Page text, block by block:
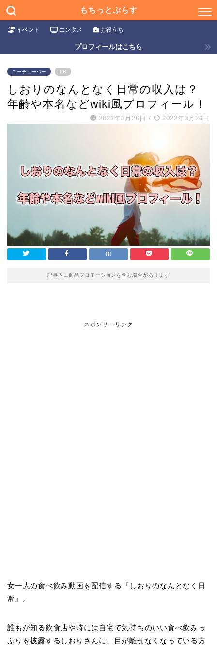
もちっとぷらす
イベント エンタメ お役立ち
プロフィールはこちら
ユーチューバー PR
しおりのなんとなく日常の収入は？
年齢や本名などwiki風プロフィール！
2022年3月26日 / 2022年3月26日
記事内に商品プロモーションを含む場合があります
スポンサーリンク
女一人の食べ飲み動画を配信する『しおりのなんとなく日
常』。
誰もが知る飲食店や時には自宅で気持ちのいい食べ飲みっ
ぷりを披露するしおりさんに、目が離せなくなっている方